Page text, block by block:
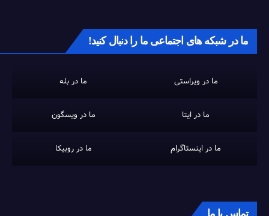
ما در شبکه های اجتماعی ما را دنبال کنید!
ما در ویراستی ما در بله
ما در ایتا ما در ویسگون
ما در اینستاگرام ما در روبیکا